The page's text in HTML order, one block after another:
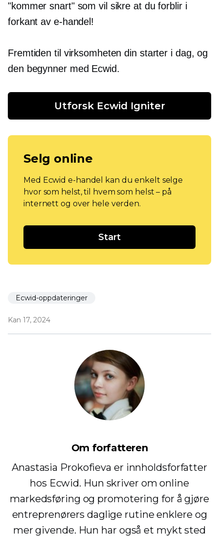
"kommer snart" som vil sikre at du forblir i
forkant av e-handel!
Fremtiden til virksomheten din starter i dag, og
den begynner med Ecwid.
Utforsk Ecwid Igniter
Selg online
Med Ecwid e-handel kan du enkelt selge
hvor som helst, til hvem som helst – på
internett og over hele verden.
Start
Ecwid-oppdateringer
Kan 17, 2024
Om forfatteren
Anastasia Prokofieva er innholdsforfatter
hos Ecwid. Hun skriver om online
markedsføring og promotering for å gjøre
entreprenørers daglige rutine enklere og
mer givende. Hun har også et mykt sted